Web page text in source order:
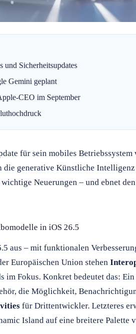
und Sicherheitsupdates
Gemini geplant
CEO im September
für sein mobiles
die generative Künstliche
Neuerungen – und ebnet
in iOS 26.5
aus – mit funktionalen
Europäischen Union stehen
im Fokus. Konkret bedeutet das:
die Möglichkeit,
für Drittentwickler. Letzteres
Island auf eine breitere Palette